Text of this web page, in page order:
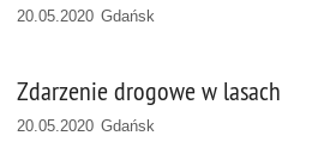
20.05.2020 Gdańsk
Zdarzenie drogowe w lasach
20.05.2020 Gdańsk